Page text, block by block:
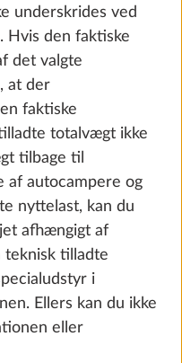
underskrides ved
Hvis den faktiske
det valgte
at der
faktiske
totalvægt ikke
tilbage til
af autocampere og
nyttelast, kan du
afhængigt af
teknisk tilladte
i
Ellers kan du ikke
eller